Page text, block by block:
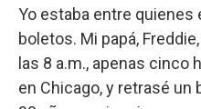
Yo estaba entre
boletos. Mi papá,
las 8 a.m., apenas cinco
en Chicago, y retrasé un